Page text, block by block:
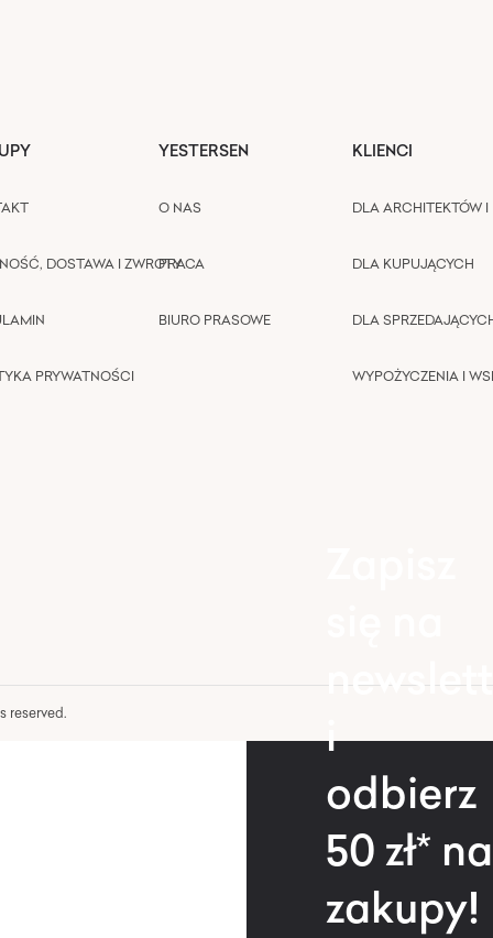
DOSTAWA I ZWROTY
PRYWATNOŚCI
YESTERSEN
O NAS
PRACA
BIURO PRASOWE
KLIENCI
DLA ARCHITEKTÓW I
DLA KUPUJĄCYCH
DLA
WYPOŻYCZENIA I
reserved.
i
odbierz
50 zł* na
zakupy!